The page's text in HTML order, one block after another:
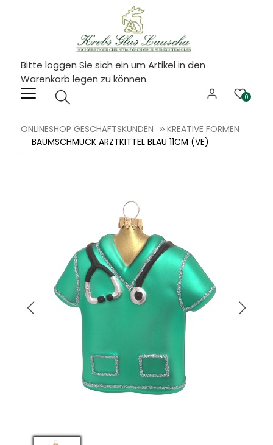
Bitte loggen Sie sich ein um Artikel in den
Warenkorb legen zu können.
0
ONLINESHOP GESCHÄFTSKUNDEN
KREATIVE FORMEN
BAUMSCHMUCK ARZTKITTEL BLAU 11CM (VE)